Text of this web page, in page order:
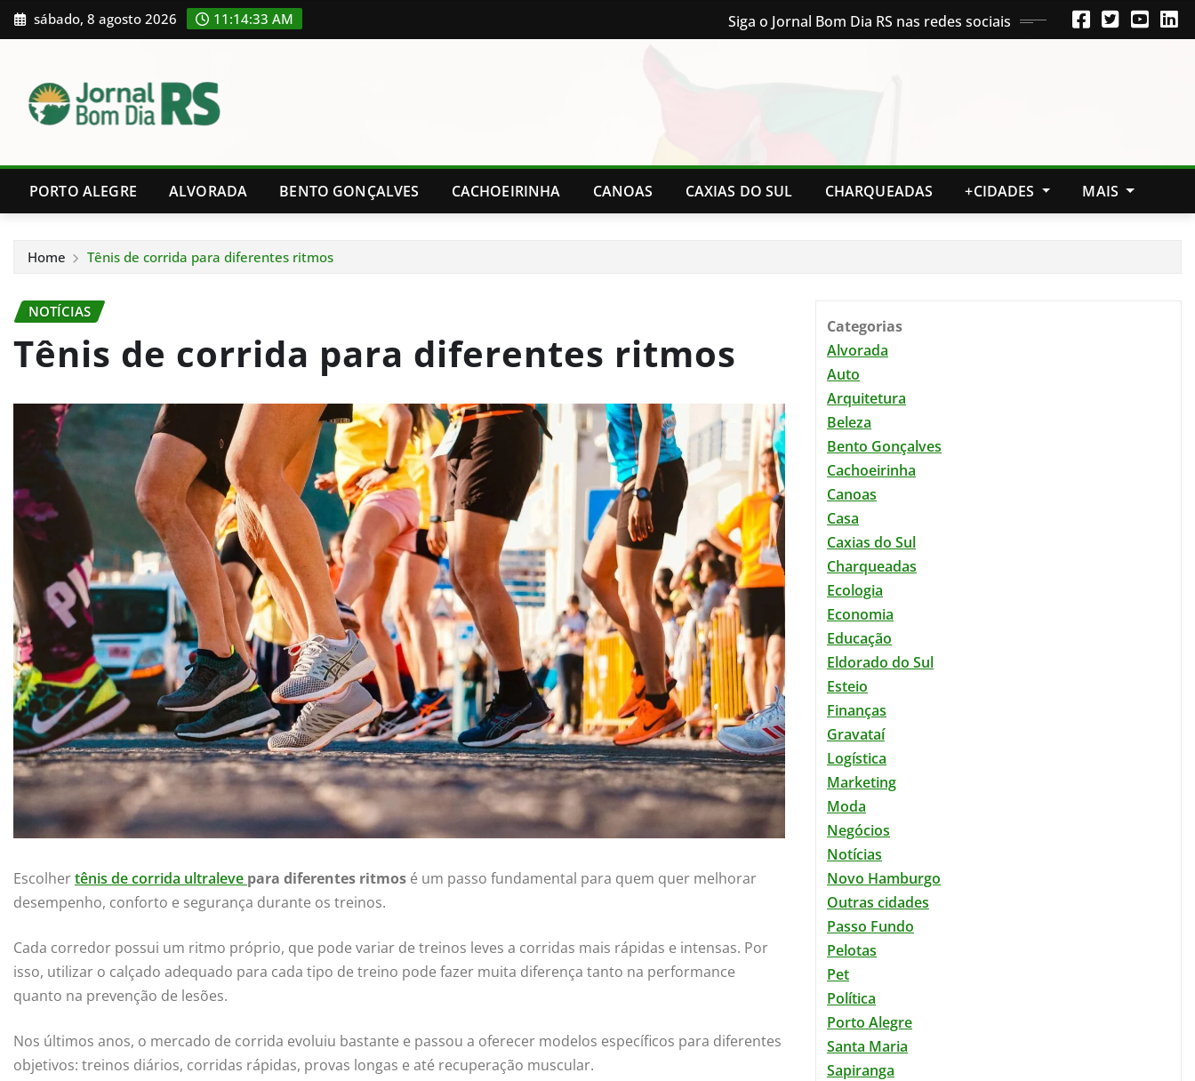
Skip
to
sábado, 8 agosto 2026 11:14:34 AM Siga o Jornal Bom Dia RS nas redes sociais
PORTO ALEGRE ALVORADA BENTO GONÇALVES CACHOEIRINHA CANOAS CAXIAS DO SUL CHARQUEADAS +CIDADES MAIS
Home Tênis de corrida para diferentes ritmos
NOTÍCIAS
Tênis de corrida para diferentes ritmos
Escolhertênis de corrida ultraleve para diferentes ritmos é um passo fundamental para quem quer melhorar
desempenho, conforto e segurança durante os treinos.
Cada corredor possui um ritmo próprio, que pode variar de treinos leves a corridas mais rápidas e intensas. Por
isso, utilizar o calçado adequado para cada tipo de treino pode fazer muita diferença tanto na performance
quanto na prevenção de lesões.
Nos últimos anos, o mercado de corrida evoluiu bastante e passou a oferecer modelos específicos para diferentes
objetivos: treinos diários, corridas rápidas, provas longas e até recuperação muscular.
Categorias
Alvorada
Auto
Arquitetura
Beleza
Bento Gonçalves
Cachoeirinha
Canoas
Casa
Caxias do Sul
Charqueadas
Ecologia
Economia
Educação
Eldorado do Sul
Esteio
Finanças
Gravataí
Logística
Marketing
Moda
Negócios
Notícias
Novo Hamburgo
Outras cidades
Passo Fundo
Pelotas
Pet
Política
Porto Alegre
Santa Maria
Sapiranga